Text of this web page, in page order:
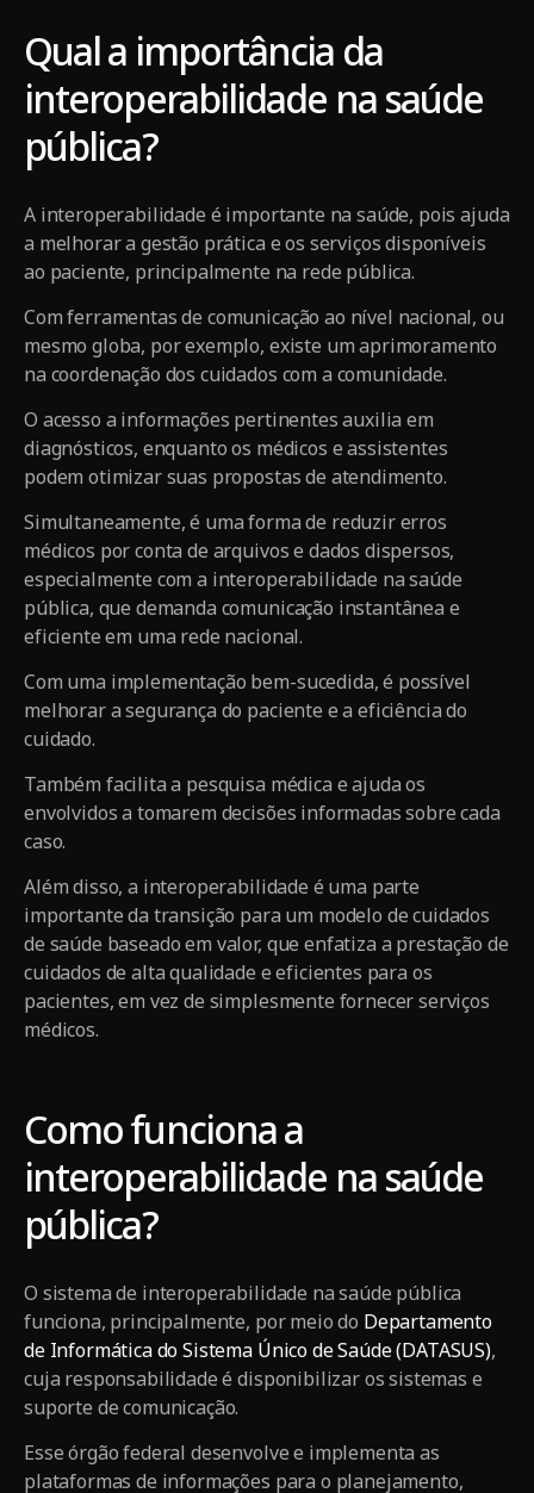
Qual a importância da
interoperabilidade na saúde
pública?
A interoperabilidade é importante na saúde, pois ajuda
a melhorar a gestão prática e os serviços disponíveis
ao paciente, principalmente na rede pública.
Com ferramentas de comunicação ao nível nacional, ou
mesmo globa, por exemplo, existe um aprimoramento
na coordenação dos cuidados com a comunidade.
O acesso a informações pertinentes auxilia em
diagnósticos, enquanto os médicos e assistentes
podem otimizar suas propostas de atendimento.
Simultaneamente, é uma forma de reduzir erros
médicos por conta de arquivos e dados dispersos,
especialmente com a interoperabilidade na saúde
pública, que demanda comunicação instantânea e
eficiente em uma rede nacional.
Com uma implementação bem-sucedida, é possível
melhorar a segurança do paciente e a eficiência do
cuidado.
Também facilita a pesquisa médica e ajuda os
envolvidos a tomarem decisões informadas sobre cada
caso.
Além disso, a interoperabilidade é uma parte
importante da transição para um modelo de cuidados
de saúde baseado em valor, que enfatiza a prestação de
cuidados de alta qualidade e eficientes para os
pacientes, em vez de simplesmente fornecer serviços
médicos.
Como funciona a
interoperabilidade na saúde
pública?
O sistema de interoperabilidade na saúde pública
funciona, principalmente, por meio do Departamento
de Informática do Sistema Único de Saúde (DATASUS),
cuja responsabilidade é disponibilizar os sistemas e
suporte de comunicação.
Esse órgão federal desenvolve e implementa as
plataformas de informações para o planejamento,